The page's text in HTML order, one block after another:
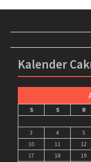
Kalender
S S R
3
4 5
10
11 12
17
18 19